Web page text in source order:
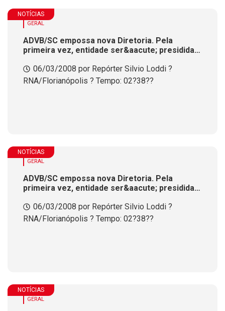
NOTÍCIAS
GERAL
ADVB/SC empossa nova Diretoria. Pela
primeira vez, entidade ser&aacute; presidida
06/03/2008 por Repórter Silvio Loddi ?
RNA/Florianópolis ? Tempo: 02?38??
NOTÍCIAS
GERAL
ADVB/SC empossa nova Diretoria. Pela
primeira vez, entidade ser&aacute; presidida
06/03/2008 por Repórter Silvio Loddi ?
RNA/Florianópolis ? Tempo: 02?38??
NOTÍCIAS
GERAL